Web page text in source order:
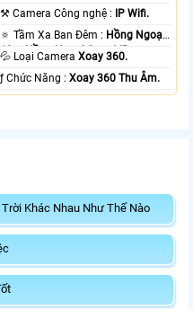
⚒ Camera Công nghệ :
IP Wifi.
🔅 Tầm Xa Ban Đêm : Hồng Ngoại
10m Hồng Ngoại Smart IR.
💦 Loại CameraXoay 360.
️ƒ Chức Năng :Xoay 360 Thu Âm.
Khác Nhau Như Thế Nào